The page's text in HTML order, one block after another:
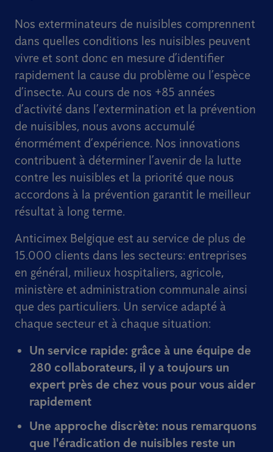
Nos exterminateurs de nuisibles comprennent
dans quelles conditions les nuisibles peuvent
vivre et sont donc en mesure d’identifier
rapidement la cause du problème ou l’espèce
d’insecte. Au cours de nos +85 années
d’activité dans l’extermination et la prévention
de nuisibles, nous avons accumulé
énormément d’expérience. Nos innovations
contribuent à déterminer l’avenir de la lutte
contre les nuisibles et la priorité que nous
accordons à la prévention garantit le meilleur
résultat à long terme.
Anticimex Belgique est au service de plus de
15.000 clients dans les secteurs: entreprises
en général, milieux hospitaliers, agricole,
ministère et administration communale ainsi
que des particuliers. Un service adapté à
chaque secteur et à chaque situation:
Un service rapide: grâce à une équipe de
280 collaborateurs, il y a toujours un
expert près de chez vous pour vous aider
rapidement
Une approche discrète: nous remarquons
que l'éradication de nuisibles reste un